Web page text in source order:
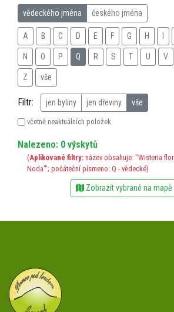
vědeckého jména českého jména
A B C D E F G H
N O P Q R S T U V
Z vše
Filtr: jen byliny jen dřeviny vše
včetně neaktuálních položek
Nalezeno: 0 výskytů
(Aplikované filtry: název obsahuje: "Wisteria
Noda'"; počáteční písmeno: Q - vědecké)
Zobrazit vybrané na mapě